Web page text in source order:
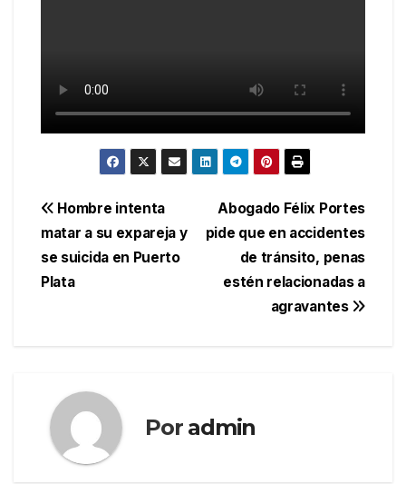
Navegación
de
entradas
Abogado Félix Portes
pide que en accidentes
de tránsito, penas
estén relacionadas a
agravantes
Hombre intenta
matar a su expareja y
se suicida en Puerto
Plata
Por admin